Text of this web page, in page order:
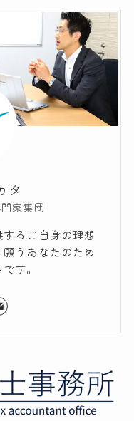
タ
家集団
るご自身の理想
うあなたのため
す。